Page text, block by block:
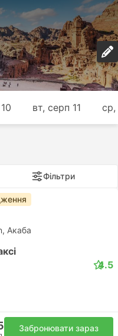
вт, серп 11 ср,
Фільтри
Акаба
4.5
Забронювати зараз